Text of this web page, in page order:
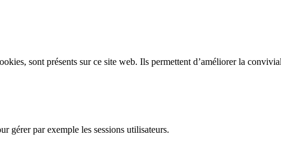
sont présents sur ce site web. Ils permettent d’améliorer la
gérer par exemple les sessions utilisateurs.